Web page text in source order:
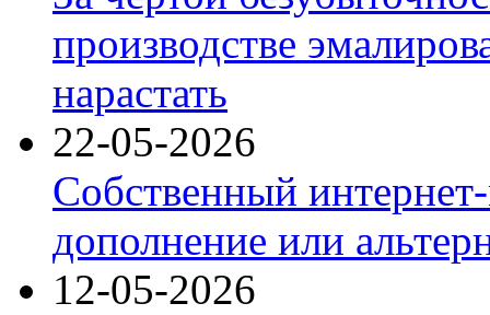
производстве
нарастать
22-05-2026
Собственный
дополнение или
12-05-2026